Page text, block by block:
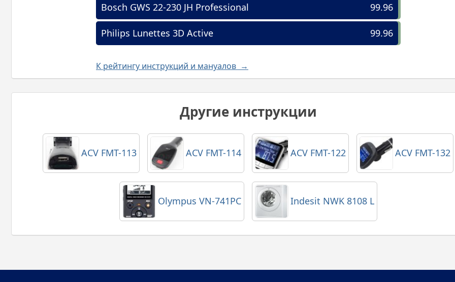
99.96
Bosch GWS 22-230 JH Professional
99.96
Philips Lunettes 3D Active
К рейтингу инструкций и мануалов →
Другие инструкции
ACV FMT-113 ACV FMT-114 ACV FMT-122 ACV FMT-132
Olympus VN-741PC Indesit NWK 8108 L